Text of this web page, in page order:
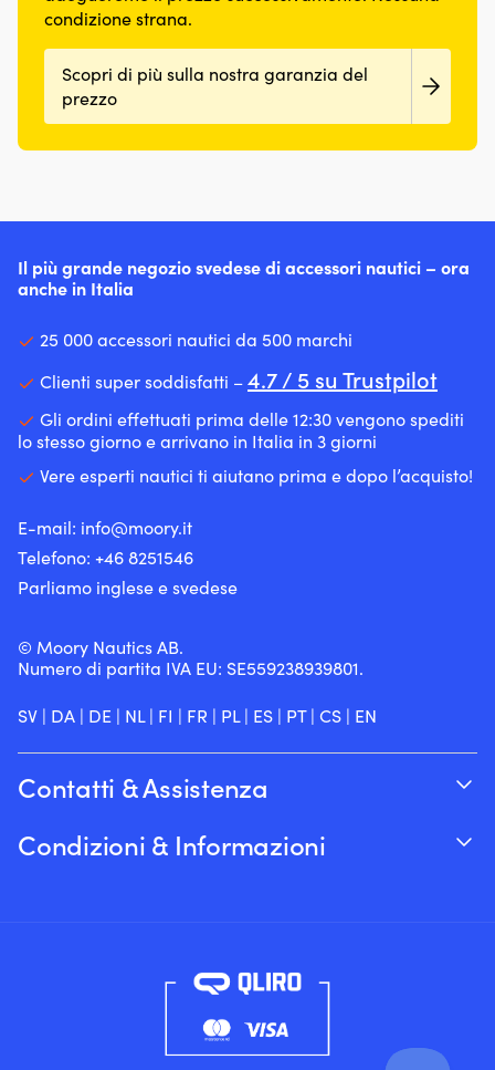
condizione strana.
Scopri di più sulla nostra garanzia del
prezzo
Il più grande negozio svedese di accessori nautici – ora
anche in Italia
25 000 accessori nautici da 500 marchi
Clienti super soddisfatti –4.7 / 5 su Trustpilot
Gli ordini effettuati prima delle 12:30 vengono spediti
lo stesso giorno e arrivano in Italia in 3 giorni
Vere esperti nautici ti aiutano prima e dopo l’acquisto!
E-mail: info@moory.it
Telefono: +46 8251546
Parliamo inglese e svedese
© Moory Nautics AB.
Numero di partita IVA EU: SE559238939801.
SV | DA | DE | NL| FI | FR | PL| ES | PT| CS | EN
Contatti & Assistenza
Inviaci un’e-mail a info@moory.it
Condizioni & Informazioni
Termini e Condizioni di Vendita
Politica sulla privacy